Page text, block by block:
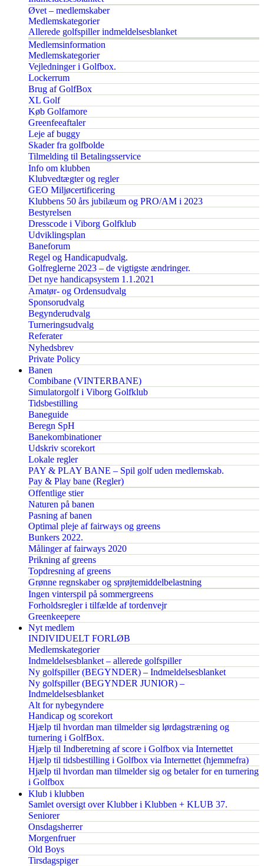
Øvet – medlemskaber
Medlemskategorier
Allerede golfspiller indmeldelsesblanket
Medlemsinformation
Medlemskategorier
Vejledninger i Golfbox.
Lockerrum
Brug af GolfBox
XL Golf
Køb Golfamore
Greenfeeaftaler
Leje af buggy
Skader fra golfbolde
Tilmelding til Betalingsservice
Info om klubben
Klubvedtægter og regler
GEO Miljøcertificering
Klubbens 50 års jubilæum og PRO/AM i 2023
Bestyrelsen
Dresscode i Viborg Golfklub
Udviklingsplan
Baneforum
Regel og Handicapudvalg.
Golfreglerne 2023 – de vigtigste ændringer.
Det nye handicapsystem 1.1.2021
Amatør- og Ordensudvalg
Sponsorudvalg
Begynderudvalg
Turneringsudvalg
Referater
Nyhedsbrev
Private Policy
Banen
Combibane (VINTERBANE)
Simulatorgolf i Viborg Golfklub
Tidsbestilling
Baneguide
Beregn SpH
Banekombinationer
Udskriv scorekort
Lokale regler
PAY & PLAY BANE – Spil golf uden medlemskab.
Pay & Play bane (Regler)
Offentlige stier
Naturen på banen
Pasning af banen
Optimal pleje af fairways og greens
Bunkers 2022.
Målinger af fairways 2020
Prikning af greens
Topdresning af greens
Grønne regnskaber og sprøjtemiddelbelastning
Ingen vinterspil på sommergreens
Forholdsregler i tilfælde af tordenvejr
Greenkeepere
Nyt medlem
INDIVIDUELT FORLØB
Medlemskategorier
Indmeldelsesblanket – allerede golfspiller
Ny golfspiller (BEGYNDER) – Indmeldelsesblanket
Ny golfspiller (BEGYNDER JUNIOR) –
Indmeldelsesblanket
Alt for nybegyndere
Handicap og scorekort
Hjælp til hvordan man tilmelder sig lørdagstræning og
turnering i GolfBox.
Hjælp til Indberetning af score i Golfbox via Internettet
Hjælp til tidsbestilling i Golfbox via Internettet (hjemmefra)
Hjælp til hvordan man tilmelder sig og betaler for en turnering
i Golfbox
Klub i klubben
Samlet oversigt over Klubber i Klubben + KLUB 37.
Seniorer
Onsdagsherrer
Morgenfruer
Old Boys
Tirsdagspiger